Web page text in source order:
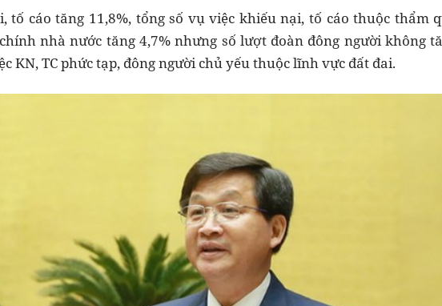
tố cáo tăng 11,8%, tổng số vụ việc khiếu nại, tố cáo thuộc thẩm
nhà nước tăng 4,7% nhưng số lượt đoàn đông người không
KN, TC phức tạp, đông người chủ yếu thuộc lĩnh vực đất đai.